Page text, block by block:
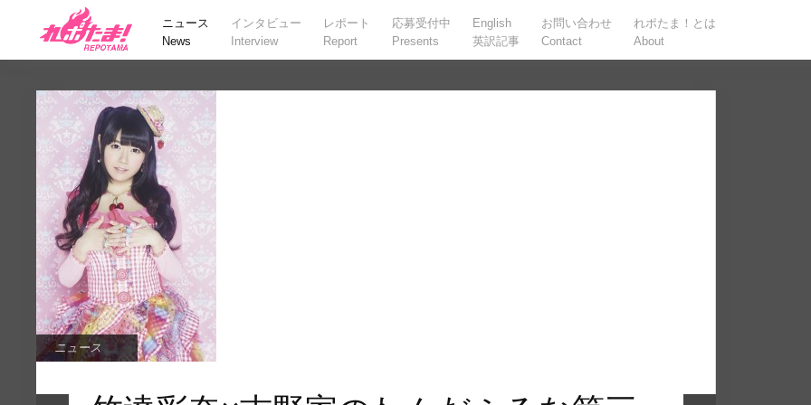
ニュース
News
インタビュー
Interview
レポート
Report
応募受付中
Presents
English
英訳記事
お問い合わせ
Contact
れポたま！とは
About
ニュース